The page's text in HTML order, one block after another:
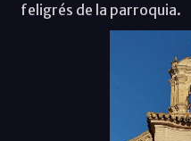
feligrés de la parroquia.